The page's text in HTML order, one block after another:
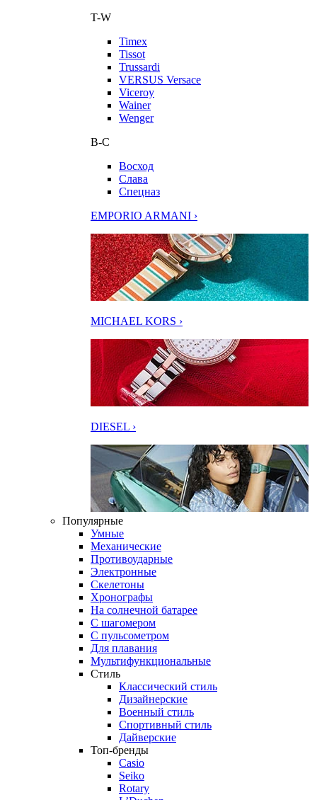
T-W
Timex
Tissot
Trussardi
VERSUS Versace
Viceroy
Wainer
Wenger
В-С
Восход
Слава
Спецназ
EMPORIO ARMANI ›
MICHAEL KORS ›
DIESEL ›
Популярные
Умные
Механические
Противоударные
Электронные
Скелетоны
Хронографы
На солнечной батарее
С шагомером
С пульсометром
Для плавания
Мультифункциональные
Стиль
Классический стиль
Дизайнерские
Военный стиль
Спортивный стиль
Дайверские
Топ-бренды
Casio
Seiko
Rotary